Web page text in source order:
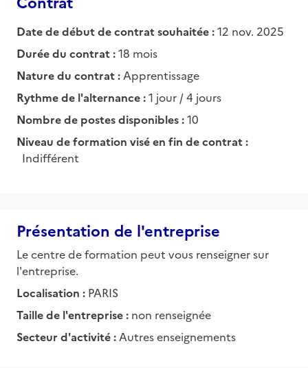
Date de début de contrat souhaitée :12 nov. 2025
Durée du contrat :18 mois
Nature du contrat : Apprentissage
Rythme de l'alternance :1 jour / 4 jours
Nombre de postes disponibles :10
Niveau de formation visé en fin de contrat :
Indifférent
Présentation de l'entreprise
Le centre de formation peut vous renseigner sur
l'entreprise.
Localisation : PARIS
Taille de l'entreprise : non renseignée
Secteur d'activité : Autres enseignements